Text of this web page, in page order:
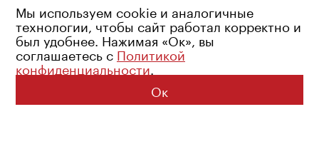
Возрастное ограничение: 16+
Политика конфиденциальности
© 2026 Все права защищены
Мы используем cookie и аналогичные
технологии, чтобы сайт работал корректно и
был удобнее. Нажимая «Ок», вы
соглашаетесь с Политикой
конфиденциальности.
Ок